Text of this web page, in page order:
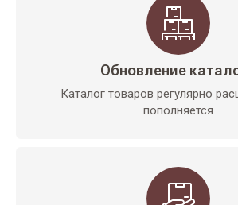
Обновление
Каталог товаров регулярно
пополняется